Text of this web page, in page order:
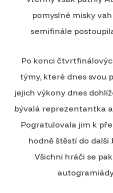
pomyslné misky
semifinále
Po konci
týmy, které dnes svou
jejich výkony dnes
bývalá reprezentantka
Pogratulovala jim k
hodně štěstí do
Všichni hráči se